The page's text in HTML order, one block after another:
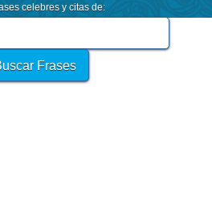
celebres y citas de: